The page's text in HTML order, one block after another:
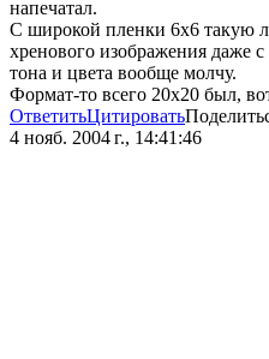
напечатал.
С широкой пленки 6х6 такую
хренового изображения даже
тона и цвета вообще молчу.
Формат-то всего 20х20 был,
ОтветитьЦитировать
4 нояб. 2004 г., 14:41:46